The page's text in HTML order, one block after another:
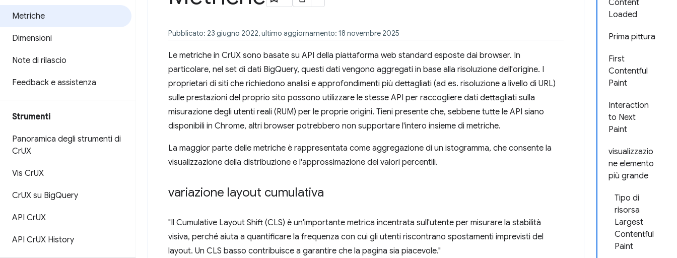
Metriche
Dimensioni
Note di rilascio
Feedback e assistenza
Strumenti
Panoramica degli strumenti di
CrUX
Vis CrUX
CrUX su BigQuery
API CrUX
API CrUX History
Content
Loaded
Prima pittura
First
Contentful
Paint
Interaction
to Next
Paint
visualizzazio
ne elemento
più grande
Tipo di
risorsa
Largest
Contentful
Paint
Pubblicato: 23 giugno 2022, ultimo aggiornamento: 18 novembre 2025
Le metriche in CrUX sono basate su API della piattaforma web standard esposte dai browser. In
particolare, nel set di dati BigQuery, questi dati vengono aggregati in base alla risoluzione dell'origine. I
proprietari di siti che richiedono analisi e approfondimenti più dettagliati (ad es. risoluzione a livello di URL)
sulle prestazioni del proprio sito possono utilizzare le stesse API per raccogliere dati dettagliati sulla
misurazione degli utenti reali (RUM) per le proprie origini. Tieni presente che, sebbene tutte le API siano
disponibili in Chrome, altri browser potrebbero non supportare l'intero insieme di metriche.
La maggior parte delle metriche è rappresentata come aggregazione di un istogramma, che consente la
visualizzazione della distribuzione e l'approssimazione dei valori percentili.
variazione layout cumulativa
"Il Cumulative Layout Shift (CLS) è un'importante metrica incentrata sull'utente per misurare la stabilità
visiva, perché aiuta a quantificare la frequenza con cui gli utenti riscontrano spostamenti imprevisti del
layout. Un CLS basso contribuisce a garantire che la pagina sia piacevole."